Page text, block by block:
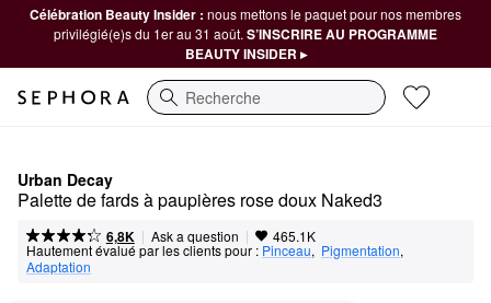
Célébration Beauty Insider : nous mettons le paquet pour nos membres
privilégié(e)s du 1er au 31 août. S’INSCRIRE AU PROGRAMME
BEAUTY INSIDER ▸
Recherche
Urban Decay
Palette de fards à paupières rose doux Naked3
6,8K | Ask a question | 465.1K
Hautement évalué par les clients pour : Pinceau, Pigmentation,
Adaptation